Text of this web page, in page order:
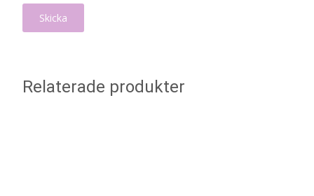
Relaterade produkter